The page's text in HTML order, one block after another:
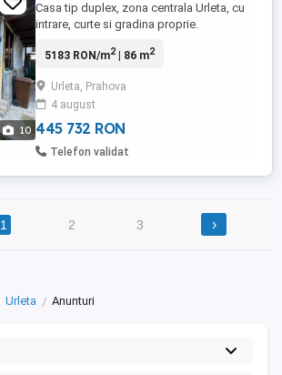
10
Casa tip duplex, zona centrala Urleta, cu
intrare, curte si gradina proprie.
camere (biblioteca, living, dormitor), hol,
camera tip mansarda cu acces separat
prin scari. Exista posibilitatea pentru etaj (
sapa turnata). ...
5183 RON/m2| 86 m2
Urleta, Prahova
4 august
445 732 RON
Telefon validat
1 2 3 ›
Urleta Anunturi